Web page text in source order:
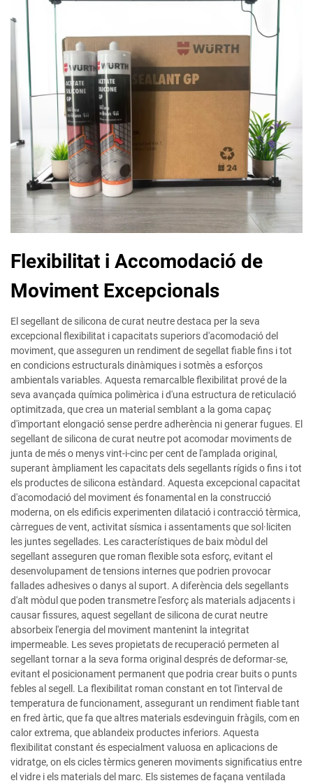
Flexibilitat i Accomodació de
Moviment Excepcionals
El segellant de silicona de curat neutre destaca per la seva
excepcional flexibilitat i capacitats superiors d'acomodació del
moviment, que asseguren un rendiment de segellat fiable fins i tot
en condicions estructurals dinàmiques i sotmès a esforços
ambientals variables. Aquesta remarcalble flexibilitat prové de la
seva avançada química polimèrica i d'una estructura de reticulació
optimitzada, que crea un material semblant a la goma capaç
d'important elongació sense perdre adherència ni generar fugues. El
segellant de silicona de curat neutre pot acomodar moviments de
junta de més o menys vint-i-cinc per cent de l'amplada original,
superant àmpliament les capacitats dels segellants rígids o fins i tot
els productes de silicona estàndard. Aquesta excepcional capacitat
d'acomodació del moviment és fonamental en la construcció
moderna, on els edificis experimenten dilatació i contracció tèrmica,
càrregues de vent, activitat sísmica i assentaments que sol·liciten
les juntes segellades. Les característiques de baix mòdul del
segellant asseguren que roman flexible sota esforç, evitant el
desenvolupament de tensions internes que podrien provocar
fallades adhesives o danys al suport. A diferència dels segellants
d'alt mòdul que poden transmetre l'esforç als materials adjacents i
causar fissures, aquest segellant de silicona de curat neutre
absorbeix l'energia del moviment mantenint la integritat
impermeable. Les seves propietats de recuperació permeten al
segellant tornar a la seva forma original després de deformar-se,
evitant el posicionament permanent que podria crear buits o punts
febles al segell. La flexibilitat roman constant en tot l'interval de
temperatura de funcionament, assegurant un rendiment fiable tant
en fred àrtic, que fa que altres materials esdevinguin fràgils, com en
calor extrema, que ablandeix productes inferiors. Aquesta
flexibilitat constant és especialment valuosa en aplicacions de
vidratge, on els cicles tèrmics generen moviments significatius entre
el vidre i els materials del marc. Els sistemes de façana ventilada